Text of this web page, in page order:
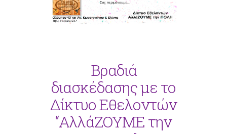
Βραδιά
διασκέδασης με το
Δίκτυο Εθελοντών
“ΑλλάΖΟΥΜΕ την